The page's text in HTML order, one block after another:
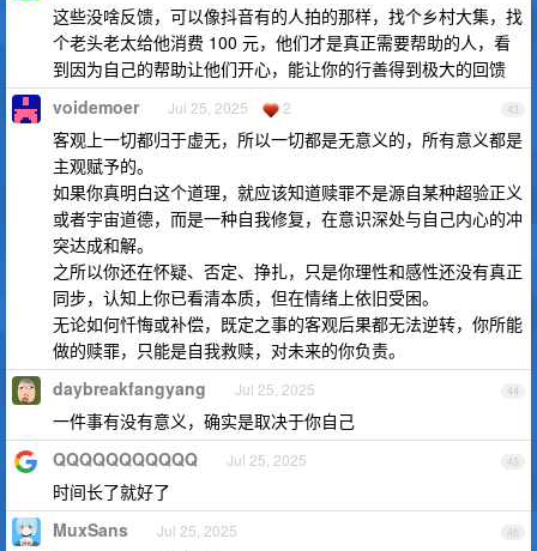
这些没啥反馈，可以像抖音有的人拍的那样，找个乡村大集，找
个老头老太给他消费 100 元，他们才是真正需要帮助的人，看
到因为自己的帮助让他们开心，能让你的行善得到极大的回馈
43
voidemoer Jul 25, 2025 2
客观上一切都归于虚无，所以一切都是无意义的，所有意义都是
主观赋予的。
如果你真明白这个道理，就应该知道赎罪不是源自某种超验正义
或者宇宙道德，而是一种自我修复，在意识深处与自己内心的冲
突达成和解。
之所以你还在怀疑、否定、挣扎，只是你理性和感性还没有真正
同步，认知上你已看清本质，但在情绪上依旧受困。
无论如何忏悔或补偿，既定之事的客观后果都无法逆转，你所能
做的赎罪，只能是自我救赎，对未来的你负责。
44
daybreakfangyang Jul 25, 2025
一件事有没有意义，确实是取决于你自己
45
QQQQQQQQQQQ Jul 25, 2025
时间长了就好了
46
MuxSans Jul 25, 2025